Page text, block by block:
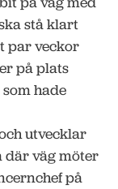
stå klart
par veckor
på plats
hade
utvecklar
där väg möter
på